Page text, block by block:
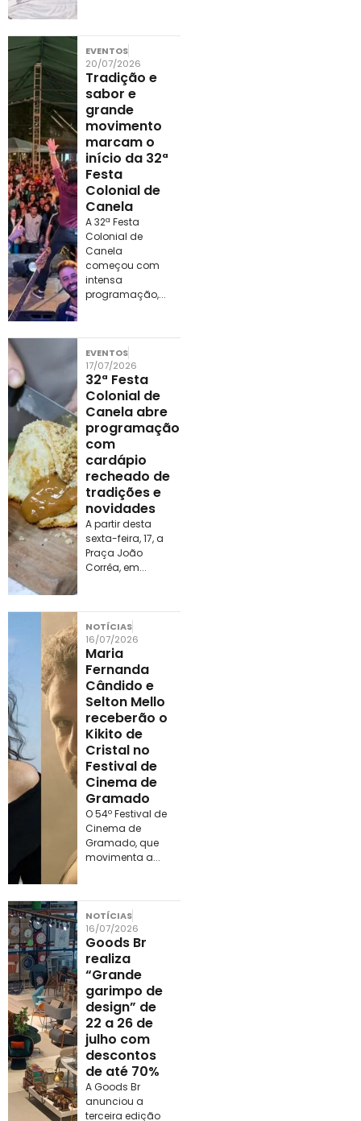
EVENTOS
20/07/2026
Tradição e
sabor e
grande
movimento
marcam o
início da 32ª
Festa
Colonial de
Canela
A 32ª Festa
Colonial de
Canela
começou com
intensa
programação,...
EVENTOS
17/07/2026
32ª Festa
Colonial de
Canela abre
programação
com
cardápio
recheado de
tradições e
novidades
A partir desta
sexta-feira, 17, a
Praça João
Corrêa, em...
NOTÍCIAS
16/07/2026
Maria
Fernanda
Cândido e
Selton Mello
receberão o
Kikito de
Cristal no
Festival de
Cinema de
Gramado
O 54º Festival de
Cinema de
Gramado, que
movimenta a...
NOTÍCIAS
16/07/2026
Goods Br
realiza
“Grande
garimpo de
design” de
22 a 26 de
julho com
descontos
de até 70%
A Goods Br
anunciou a
terceira edição